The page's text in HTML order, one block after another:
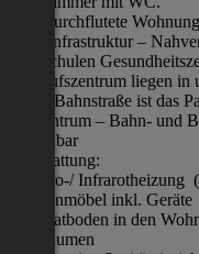
Lichtdurchflutete
Gute Infrastruktur –
und Schulen
Einkaufszentrum liegen in
In der Bahnstraße ist das
Im Zentrum – Bahn- und
erreichbar
Ausstattung:
Elektro-/ Infrarotheizung
Küchenmöbel inkl. Geräte
Laminatboden in den
Nassräumen